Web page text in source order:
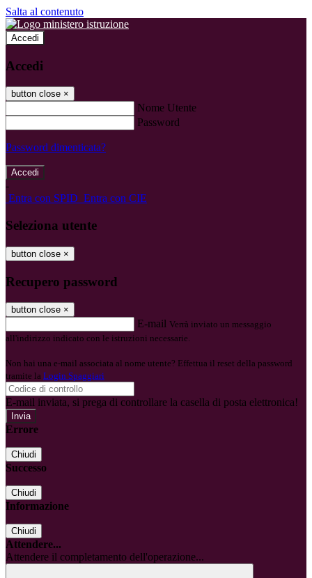
Salta al contenuto
Accedi
Accedi
button close ×
Nome Utente
Password
Password dimenticata?
-
Entra con SPID Entra con CIE
Seleziona utente
button close ×
Recupero password
button close ×
E-mail Verrà inviato un messaggio
all'indirizzo indicato con le istruzioni necessarie.
Non hai una e-mail associata al nome utente? Effettua il reset della password
tramite la Login Spaggiari
E-mail inviata, si prega di controllare la casella di posta elettronica!
Errore
Chiudi
Successo
Chiudi
Informazione
Chiudi
Attendere...
Attendere il completamento dell'operazione...